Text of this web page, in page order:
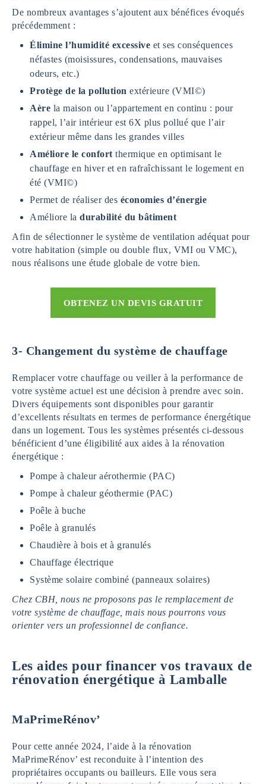
De nombreux avantages s’ajoutent aux bénéfices évoqués
précédemment :
Élimine l’humidité excessive et ses conséquences
néfastes (moisissures, condensations, mauvaises
odeurs, etc.)
Protège de la pollution extérieure (VMI©)
Aère la maison ou l’appartement en continu : pour
rappel, l’air intérieur est 6X plus pollué que l’air
extérieur même dans les grandes villes
Améliore le confort thermique en optimisant le
chauffage en hiver et en rafraîchissant le logement en
été (VMI©)
Permet de réaliser des économies d’énergie
Améliore la durabilité du bâtiment
Afin de sélectionner le système de ventilation adéquat pour
votre habitation (simple ou double flux, VMI ou VMC),
nous réalisons une étude globale de votre bien.
OBTENEZ UN DEVIS GRATUIT
3- Changement du système de chauffage
Remplacer votre chauffage ou veiller à la performance de
votre système actuel est une décision à prendre avec soin.
Divers équipements sont disponibles pour garantir
d’excellents résultats en termes de performance énergétique
dans un logement. Tous les systèmes présentés ci-dessous
bénéficient d’une éligibilité aux aides à la rénovation
énergétique :
Pompe à chaleur aérothermie (PAC)
Pompe à chaleur géothermie (PAC)
Poêle à buche
Poêle à granulés
Chaudière à bois et à granulés
Chauffage électrique
Système solaire combiné (panneaux solaires)
Chez CBH, nous ne proposons pas le remplacement de
votre système de chauffage, mais nous pourrons vous
orienter vers un professionnel de confiance.
Les aides pour financer vos travaux de
rénovation énergétique à Lamballe
MaPrimeRénov’
Pour cette année 2024, l’aide à la rénovation
MaPrimeRénov’ est reconduite à l’intention des
propriétaires occupants ou bailleurs. Elle vous sera